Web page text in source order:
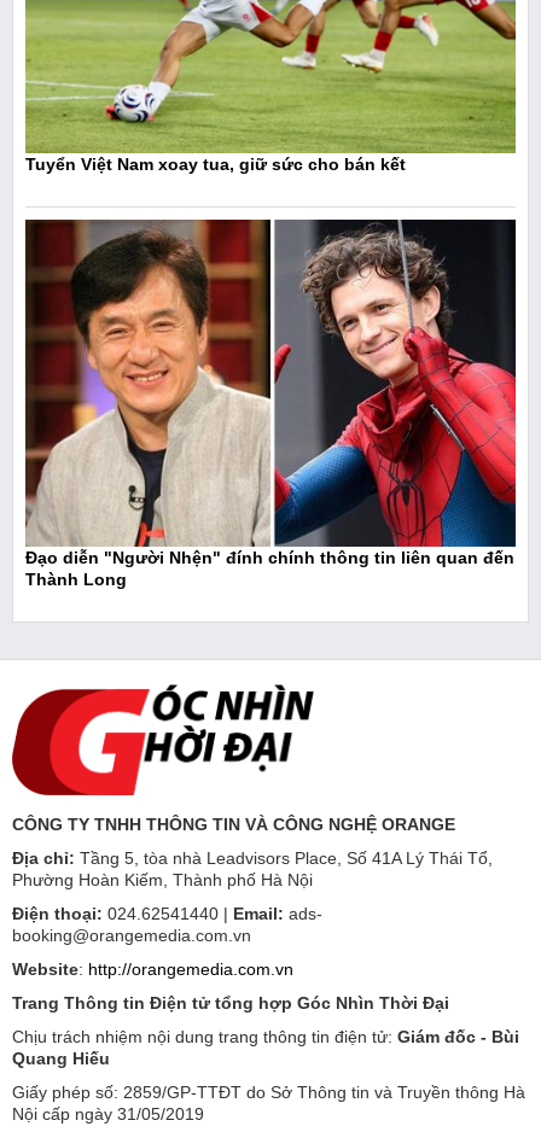
Tuyển Việt Nam xoay tua, giữ sức cho bán kết
Đạo diễn "Người Nhện" đính chính thông tin liên quan đến
Thành Long
CÔNG TY TNHH THÔNG TIN VÀ CÔNG NGHỆ ORANGE
Địa chỉ: Tầng 5, tòa nhà Leadvisors Place, Số 41A Lý Thái Tổ,
Phường Hoàn Kiếm, Thành phố Hà Nội
Điện thoại: 024.62541440 | Email: ads-
booking@orangemedia.com.vn
Website: http://orangemedia.com.vn
Trang Thông tin Điện tử tổng hợp Góc Nhìn Thời Đại
Chịu trách nhiệm nội dung trang thông tin điện tử: Giám đốc - Bùi
Quang Hiếu
Giấy phép số: 2859/GP-TTĐT do Sở Thông tin và Truyền thông Hà
Nội cấp ngày 31/05/2019